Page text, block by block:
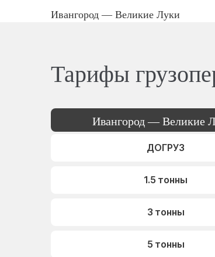
Ивангород — Великие Луки
Тарифы
Ивангород — Великие
ДОГРУЗ
1.5 тонны
3 тонны
5 тонны